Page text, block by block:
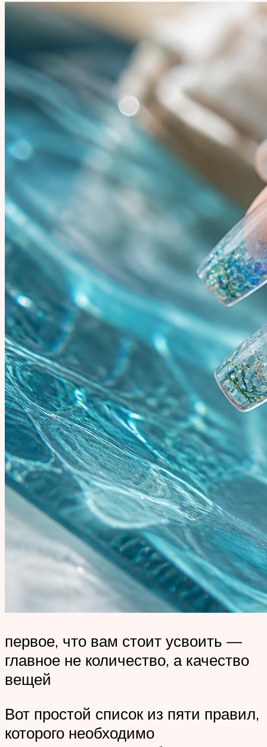
первое, что вам стоит усвоить —
главное не количество, а качество
вещей
Вот простой список из пяти правил,
которого необходимо